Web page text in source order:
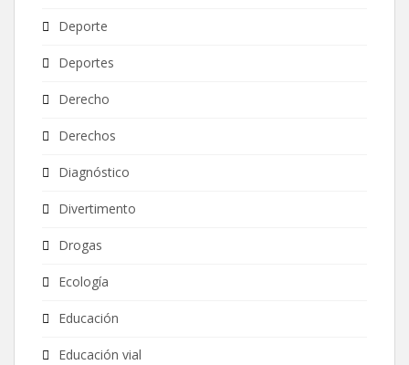
Deporte
Deportes
Derecho
Derechos
Diagnóstico
Divertimento
Drogas
Ecología
Educación
Educación vial